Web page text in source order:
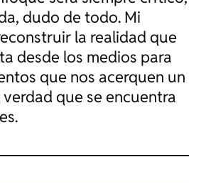
dudo de todo. Mi
la realidad que
desde los medios para
que nos acerquen un
que se encuentra